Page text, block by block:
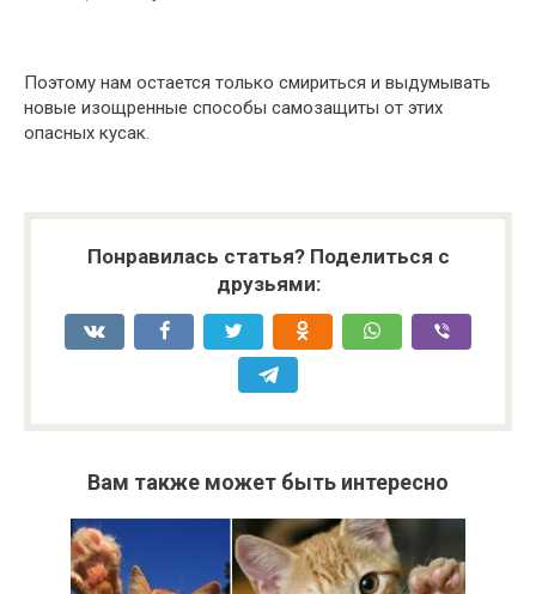
Поэтому нам остается только смириться и выдумывать
новые изощренные способы самозащиты от этих
опасных кусак.
Понравилась статья? Поделиться с
друзьями:
Вам также может быть интересно